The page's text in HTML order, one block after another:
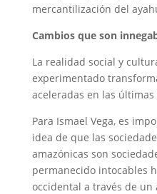
mercantilización del
Cambios que son
La realidad social y
experimentado
aceleradas en las últimas
Para Ismael Vega, es
idea de que las
amazónicas son
permanecido intocables
occidental a través de un